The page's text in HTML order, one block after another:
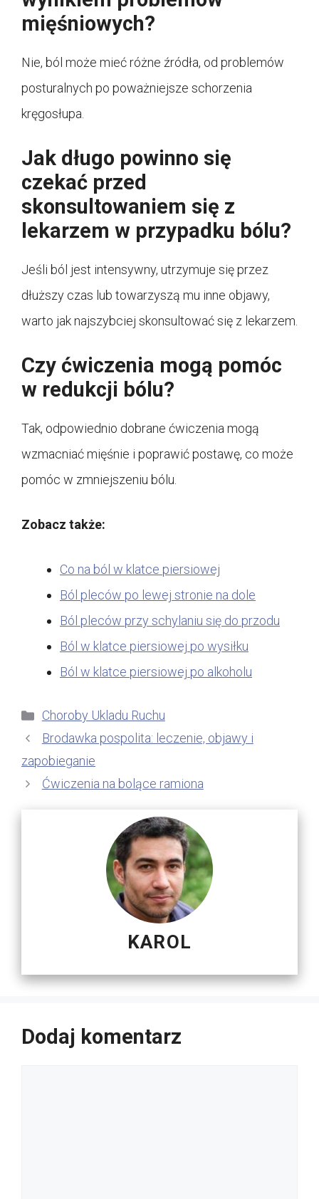
mięśniowych?
Nie, ból może mieć różne źródła, od problemów
posturalnych po poważniejsze schorzenia
kręgosłupa.
Jak długo powinno się
czekać przed
skonsultowaniem się z
lekarzem w przypadku bólu?
Jeśli ból jest intensywny, utrzymuje się przez
dłuższy czas lub towarzyszą mu inne objawy,
warto jak najszybciej skonsultować się z lekarzem.
Czy ćwiczenia mogą pomóc
w redukcji bólu?
Tak, odpowiednio dobrane ćwiczenia mogą
wzmacniać mięśnie i poprawić postawę, co może
pomóc w zmniejszeniu bólu.
Zobacz także:
Co na ból w klatce piersiowej
Ból pleców po lewej stronie na dole
Ból pleców przy schylaniu się do przodu
Ból w klatce piersiowej po wysiłku
Ból w klatce piersiowej po alkoholu
Kategorie
Choroby Ukladu Ruchu
Brodawka pospolita: leczenie, objawy i
zapobieganie
Ćwiczenia na bolące ramiona
KAROL
Dodaj komentarz